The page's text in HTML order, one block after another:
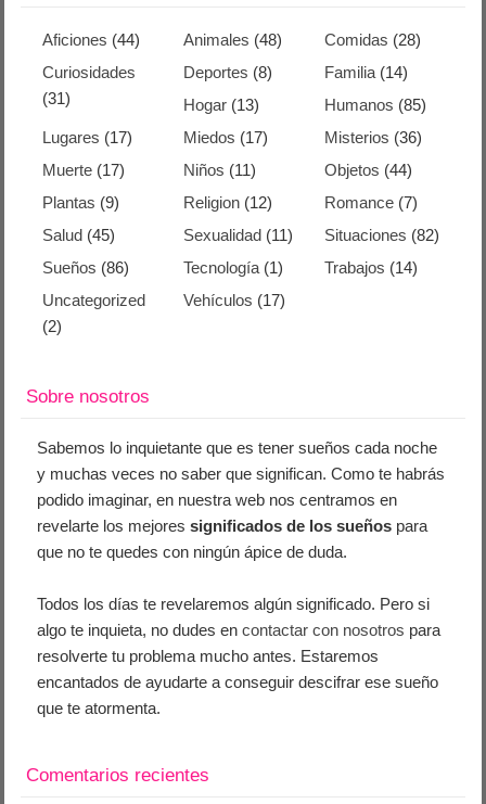
Aficiones (44) Animales (48) Comidas (28)
Curiosidades
(31)
Deportes (8) Familia(14)
Hogar (13) Humanos (85)
Lugares (17) Miedos (17) Misterios (36)
Muerte (17) Niños (11) Objetos (44)
Plantas (9) Religion (12) Romance(7)
Salud (45) Sexualidad (11) Situaciones (82)
Sueños (86) Tecnología (1) Trabajos (14)
Uncategorized
(2)
Vehículos (17)
Sobre nosotros
Sabemos lo inquietante que es tener sueños cada noche
y muchas veces no saber que significan. Como te habrás
podido imaginar, en nuestra web nos centramos en
revelarte los mejoressignificados de los sueños para
que no te quedes con ningún ápice de duda.
Todos los días te revelaremos algún significado. Pero si
algo te inquieta, no dudes encontactar con nosotros para
resolverte tu problema mucho antes. Estaremos
encantados de ayudarte a conseguir descifrar ese sueño
que te atormenta.
Comentarios recientes